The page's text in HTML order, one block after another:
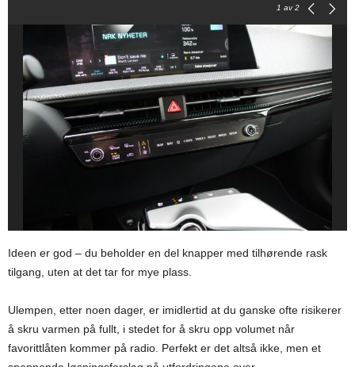
1 av 2
Ideen er god – du beholder en del knapper med tilhørende rask
tilgang, uten at det tar for mye plass.
Ulempen, etter noen dager, er imidlertid at du ganske ofte risikerer
å skru varmen på fullt, i stedet for å skru opp volumet når
favorittlåten kommer på radio. Perfekt er det altså ikke, men et